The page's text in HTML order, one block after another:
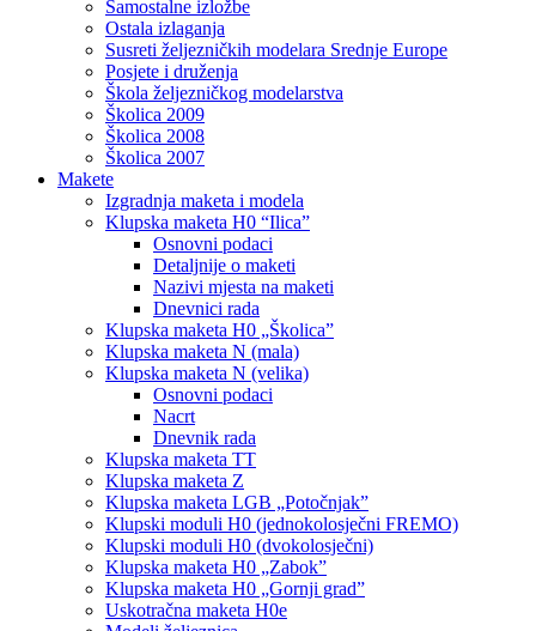
Samostalne izložbe
Ostala izlaganja
Susreti željezničkih modelara Srednje Europe
Posjete i druženja
Škola željezničkog modelarstva
Školica 2009
Školica 2008
Školica 2007
Makete
Izgradnja maketa i modela
Klupska maketa H0 “Ilica”
Osnovni podaci
Detaljnije o maketi
Nazivi mjesta na maketi
Dnevnici rada
Klupska maketa H0 „Školica”
Klupska maketa N (mala)
Klupska maketa N (velika)
Osnovni podaci
Nacrt
Dnevnik rada
Klupska maketa TT
Klupska maketa Z
Klupska maketa LGB „Potočnjak”
Klupski moduli H0 (jednokolosječni FREMO)
Klupski moduli H0 (dvokolosječni)
Klupska maketa H0 „Zabok”
Klupska maketa H0 „Gornji grad”
Uskotračna maketa H0e